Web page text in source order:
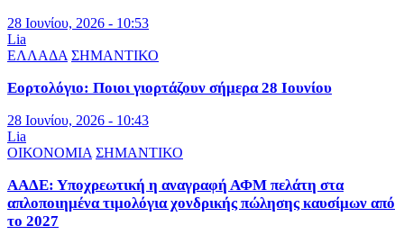
28 Ιουνίου, 2026 - 10:53
Lia
ΕΛΛΑΔΑ ΣΗΜΑΝΤΙΚΟ
Εορτολόγιο: Ποιοι γιορτάζουν σήμερα 28 Ιουνίου
28 Ιουνίου, 2026 - 10:43
Lia
ΟΙΚΟΝΟΜΙΑ ΣΗΜΑΝΤΙΚΟ
ΑΑΔΕ: Υποχρεωτική η αναγραφή ΑΦΜ πελάτη στα
απλοποιημένα τιμολόγια χονδρικής πώλησης καυσίμων από
το 2027